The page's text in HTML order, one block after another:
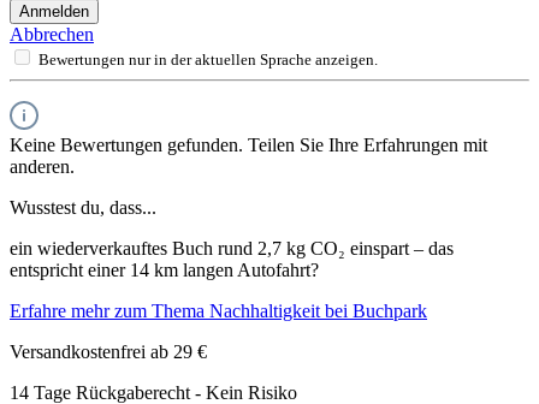
Anmelden
Abbrechen
Bewertungen nur in der aktuellen Sprache anzeigen.
Keine Bewertungen gefunden. Teilen Sie Ihre Erfahrungen mit
anderen.
Wusstest du, dass...
ein wiederverkauftes Buch rund 2,7 kg CO₂ einspart – das
entspricht einer 14 km langen Autofahrt?
Erfahre mehr zum Thema Nachhaltigkeit bei Buchpark
Versandkostenfrei ab 29 €
14 Tage Rückgaberecht - Kein Risiko